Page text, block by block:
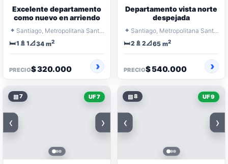
Excelente departamento
como nuevo en arriendo
⌖
Santiago, Metropolitana Santiago
🛏️1 🚿 1📐34 m2
PRECIO$ 320.000
Departamento vista norte
despejada
⌖
Santiago, Metropolitana Santiago
🛏️2 🚿 2📐65 m2
PRECIO$ 540.000
▧7 UF 7
‹ ›
▧8 UF 9
‹ ›